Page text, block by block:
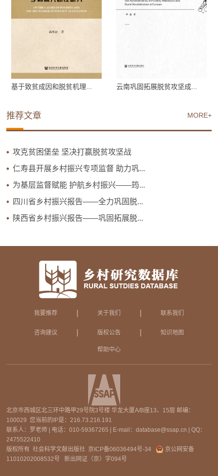
基于致贫成因和脱贫机理... 云南巩固拓展脱贫攻坚成...
MORE+
推荐文章
攻克贫困堡垒 坚决打赢脱贫攻坚战
仁寿县开展乡村振兴专项监督 助力巩...
为基层监督赋能 护航乡村振兴——筠...
四川省乡村振兴报告——全力巩固脱...
陕西省乡村振兴报告——巩固拓展脱...
我要推荐 关于我们 联系我们
咨询建议 版权公告 知识地图
帮助中心
北京市西城区北三环中路甲29号院3号楼 华龙大厦A/B座13、15层 邮编：
100029 您当前的IP是： 216.73.216.191
联系人：罗老师 | 电话：010-59367265 | E-mail：database@ssap.cn | QQ：
2475522410
版权所有 社会科学文献出版社 京ICP备06036494号-34
京公网安备
11010202008532号
新出网证（京）字094号